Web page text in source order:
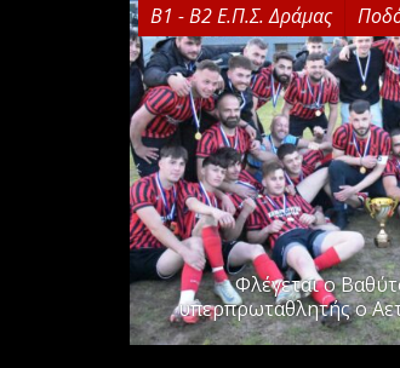
Β1 - Β2 Ε.Π.Σ. Δράμας
Φλέγεται ο
υπερπρωταθλητής ο